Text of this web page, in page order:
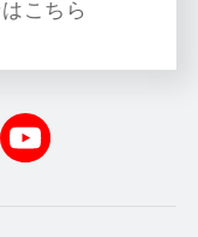
こちら